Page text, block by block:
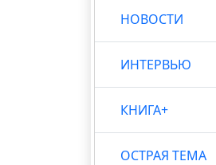
НОВОСТИ
ИНТЕРВЬЮ
КНИГА+
ОСТРАЯ ТЕМА